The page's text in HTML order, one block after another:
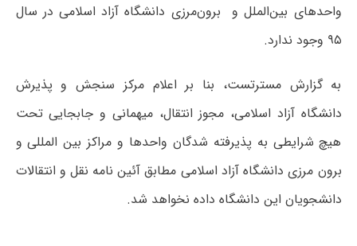
واحدهای بین‌الملل و برون‌مرزی دانشگاه آزاد اسلامی در سال
۹۵ وجود ندارد.
به گزارش مسترتست، بنا بر اعلام مرکز سنجش و پذیرش
دانشگاه آزاد اسلامی، مجوز انتقال، میهمانی و جابجایی تحت
هیچ شرایطی به پذیرفته شدگان واحدها و مراکز بین المللی و
برون مرزی دانشگاه آزاد اسلامی مطابق آئین نامه نقل و انتقالات
دانشجویان این دانشگاه داده نخواهد شد.